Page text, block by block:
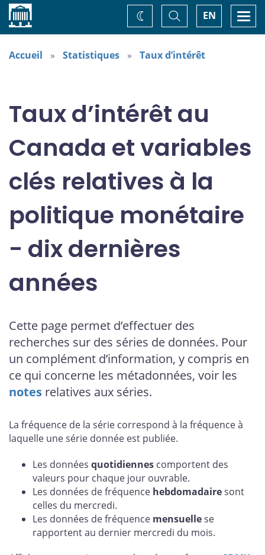
Accueil EN
Basculer
la
recherche
Changez
de
thème
Accueil Statistiques Taux d’intérêt
Taux d’intérêt au
Canada et variables
clés relatives à la
politique monétaire
- dix dernières
années
Cette page permet d’effectuer des
recherches sur des séries de données. Pour
un complément d’information, y compris en
ce qui concerne les métadonnées, voir les
notes relatives aux séries.
La fréquence de la série correspond à la fréquence à
laquelle une série donnée est publiée.
Les données quotidiennes comportent des
valeurs pour chaque jour ouvrable.
Les données de fréquence hebdomadairesont
celles du mercredi.
Les données de fréquence mensuellese
rapportent au dernier mercredi du mois.